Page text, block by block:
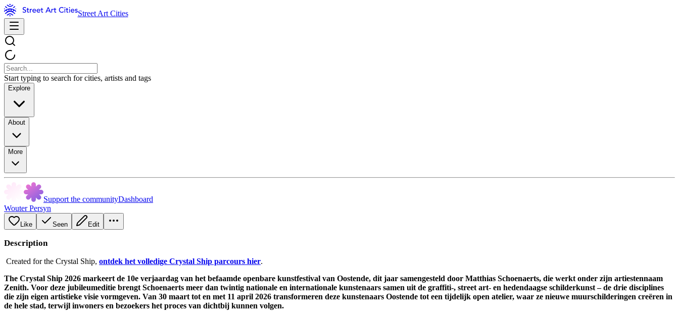
Street Art Cities
Start typing to search for cities, artists and tags
Explore
About
More
Support the communityDashboard
Wouter Persyn
Like Seen Edit
Description
Created for the Crystal Ship, ontdek het volledige Crystal Ship parcours hier.
The Crystal Ship 2026 markeert de 10e verjaardag van het befaamde openbare kunstfestival van Oostende, dit jaar samengesteld door Matthias Schoenaerts, die werkt onder zijn artiestennaam
Zenith. Voor deze jubileumeditie brengt Schoenaerts meer dan twintig nationale en internationale kunstenaars samen uit de graffiti-, street art- en hedendaagse schilderkunst – de drie disciplines
die zijn eigen artistieke visie vormgeven. Van 30 maart tot en met 11 april 2026 transformeren deze kunstenaars Oostende tot een tijdelijk open atelier, waar ze nieuwe muurschilderingen creëren in
de hele stad, terwijl inwoners en bezoekers het proces van dichtbij kunnen volgen.